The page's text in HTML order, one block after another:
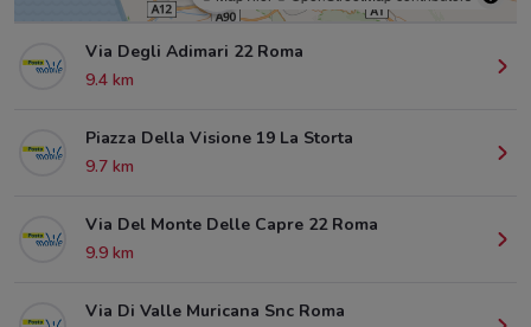
Via Degli Adimari 22 Roma
9.4 km
Piazza Della Visione 19 La Storta
9.7 km
Via Del Monte Delle Capre 22 Roma
9.9 km
Via Di Valle Muricana Snc Roma